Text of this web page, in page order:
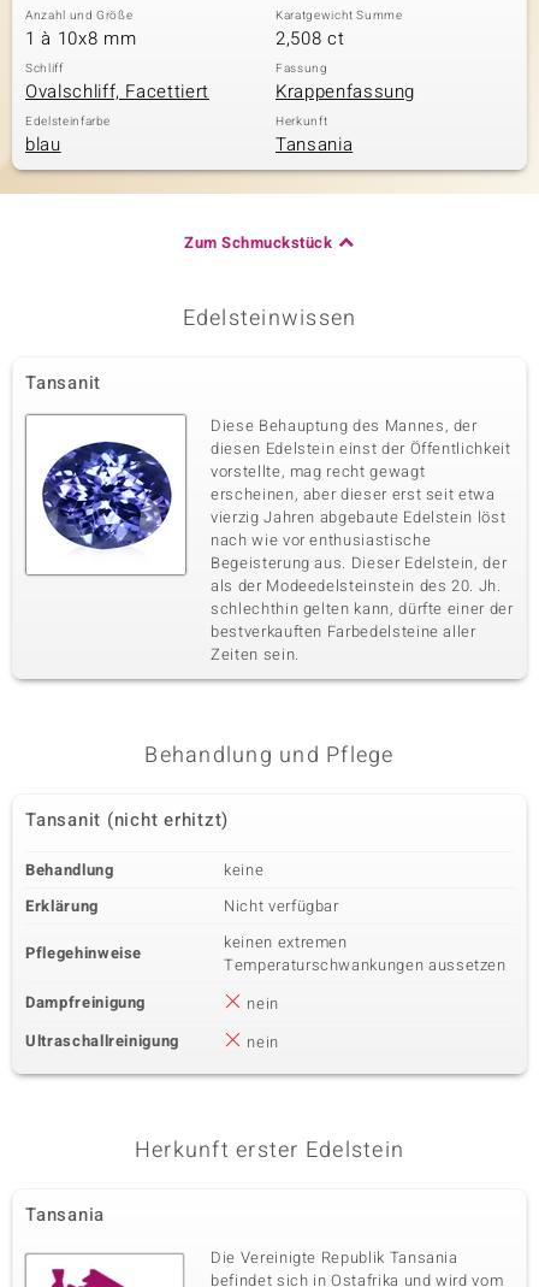
Anzahl und Größe
1 à 10x8 mm
Karatgewicht Summe
2,508 ct
Schliff
Ovalschliff, Facettiert
Fassung
Krappenfassung
Edelsteinfarbe
blau
Herkunft
Tansania
Zum Schmuckstück
Edelsteinwissen
Tansanit
Diese Behauptung des Mannes, der
diesen Edelstein einst der Öffentlichkeit
vorstellte, mag recht gewagt
erscheinen, aber dieser erst seit etwa
vierzig Jahren abgebaute Edelstein löst
nach wie vor enthusiastische
Begeisterung aus. Dieser Edelstein, der
als der Modeedelsteinstein des 20. Jh.
schlechthin gelten kann, dürfte einer der
bestverkauften Farbedelsteine aller
Zeiten sein.
Behandlung und Pflege
Tansanit (nicht erhitzt)
Behandlung
keine
Erklärung
Nicht verfügbar
Pflegehinweise
keinen extremen
Temperaturschwankungen aussetzen
Dampfreinigung
nein
Ultraschallreinigung
nein
Herkunft erster Edelstein
Tansania
Die Vereinigte Republik Tansania
befindet sich in Ostafrika und wird vom